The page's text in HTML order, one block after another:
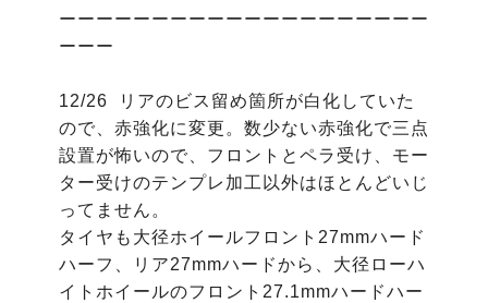
ーーーーーーーーーーーーーーーーーーーー
ーーー
12/26  リアのビス留め箇所が白化していた
ので、赤強化に変更。数少ない赤強化で三点
設置が怖いので、フロントとペラ受け、モー
ター受けのテンプレ加工以外はほとんどいじ
ってません。
タイヤも大径ホイールフロント27mmハード
ハーフ、リア27mmハードから、大径ローハ
イトホイールのフロント27.1mmハードハー